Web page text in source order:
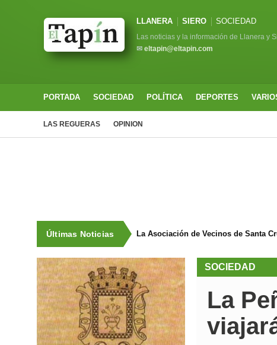
LLANERA SIERO SOCIEDAD
Las noticias y la información de Llanera y
✉ eltapin@eltapin.com
PORTADA SOCIEDAD POLÍTICA DEPORTES
LAS REGUERAS OPINION
Últimas Noticias La Asociación de Vecinos de Santa
SOCIEDAD
La